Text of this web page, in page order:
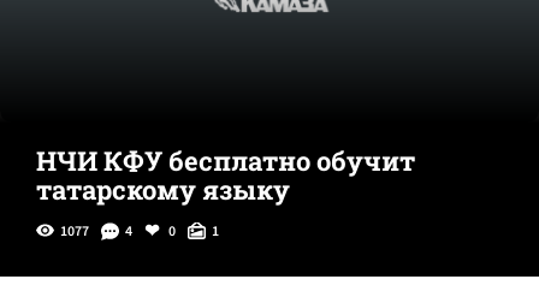
НЧИ КФУ бесплатно обучит
татарскому языку
1077 4 0 1